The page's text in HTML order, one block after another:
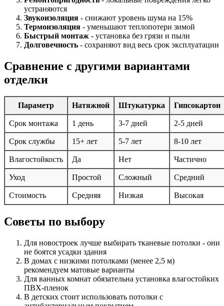
устраняются
Звукоизоляция - снижают уровень шума на 15%
Термоизоляция - уменьшают теплопотери зимой
Быстрый монтаж - установка без грязи и пыли
Долговечность - сохраняют вид весь срок эксплуатации
Сравнение с другими вариантами
отделки
Параметр Натяжной Штукатурка Гипсокартон
Срок монтажа 1 день 3-7 дней 2-5 дней
Срок службы 15+ лет 5-7 лет 8-10 лет
Влагостойкость Да Нет Частично
Уход Простой Сложный Средний
Стоимость Средняя Низкая Высокая
Советы по выбору
Для новостроек лучше выбирать тканевые потолки - они
не боятся усадки здания
В домах с низкими потолками (менее 2,5 м)
рекомендуем матовые варианты
Для ванных комнат обязательна установка влагостойких
ПВХ-пленок
В детских стоит использовать потолки с